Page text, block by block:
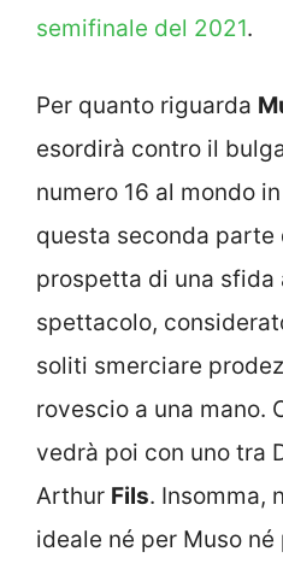
semifinale del 2021.
Per quanto riguarda
esordirà contro il
numero 16 al mondo
questa seconda parte
prospetta di una sfida
spettacolo,
soliti smerciare
rovescio a una mano.
vedrà poi con uno tra
Arthur Fils. Insomma,
ideale né per Muso né